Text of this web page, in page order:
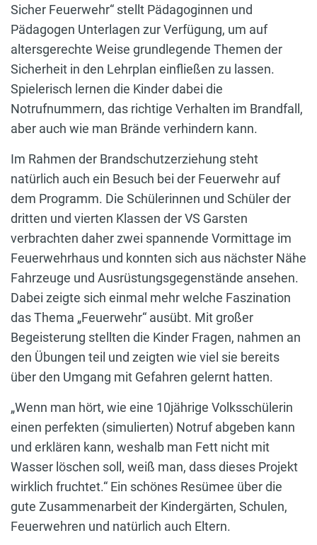
Sicher Feuerwehr“ stellt Pädagoginnen und
Pädagogen Unterlagen zur Verfügung, um auf
altersgerechte Weise grundlegende Themen der
Sicherheit in den Lehrplan einfließen zu lassen.
Spielerisch lernen die Kinder dabei die
Notrufnummern, das richtige Verhalten im Brandfall,
aber auch wie man Brände verhindern kann.
Im Rahmen der Brandschutzerziehung steht
natürlich auch ein Besuch bei der Feuerwehr auf
dem Programm. Die Schülerinnen und Schüler der
dritten und vierten Klassen der VS Garsten
verbrachten daher zwei spannende Vormittage im
Feuerwehrhaus und konnten sich aus nächster Nähe
Fahrzeuge und Ausrüstungsgegenstände ansehen.
Dabei zeigte sich einmal mehr welche Faszination
das Thema „Feuerwehr“ ausübt. Mit großer
Begeisterung stellten die Kinder Fragen, nahmen an
den Übungen teil und zeigten wie viel sie bereits
über den Umgang mit Gefahren gelernt hatten.
„Wenn man hört, wie eine 10jährige Volksschülerin
einen perfekten (simulierten) Notruf abgeben kann
und erklären kann, weshalb man Fett nicht mit
Wasser löschen soll, weiß man, dass dieses Projekt
wirklich fruchtet.“ Ein schönes Resümee über die
gute Zusammenarbeit der Kindergärten, Schulen,
Feuerwehren und natürlich auch Eltern.